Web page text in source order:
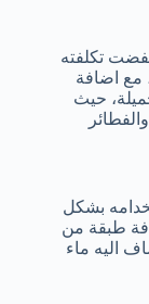
انخفضت تكلفته
مع اضافة
حيث
بشكل
طبقة من
اليه ماء